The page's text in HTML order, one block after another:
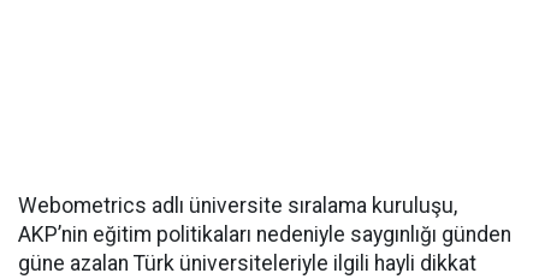
Webometrics adlı üniversite sıralama kuruluşu,
AKP’nin eğitim politikaları nedeniyle saygınlığı günden
güne azalan Türk üniversiteleriyle ilgili hayli dikkat